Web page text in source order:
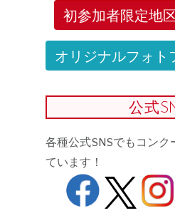
初参加者限定地
オリジナルフォト
公式
各種公式SNSでもコンク
ています！